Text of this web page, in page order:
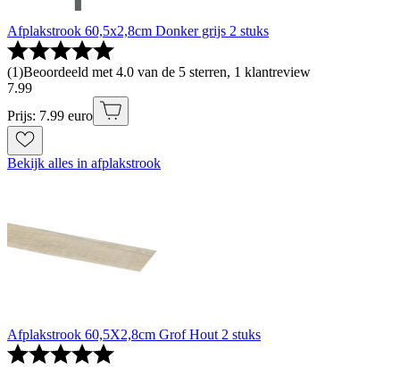
Afplakstrook 60,5x2,8cm Donker grijs 2 stuks
(1)Beoordeeld met 4.0 van de 5 sterren, 1 klantreview
7.99
Prijs: 7.99 euro
Bekijk alles in afplakstrook
Afplakstrook 60,5X2,8cm Grof Hout 2 stuks